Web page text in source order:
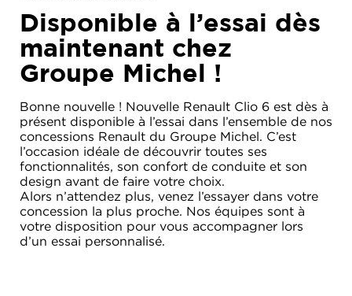
Disponible à l’essai dès
maintenant chez
Groupe Michel !
Bonne nouvelle ! Nouvelle Renault Clio 6 est dès à
présent disponible à l’essai dans l’ensemble de nos
concessions Renault du Groupe Michel. C’est
l’occasion idéale de découvrir toutes ses
fonctionnalités, son confort de conduite et son
design avant de faire votre choix.
Alors n’attendez plus, venez l’essayer dans votre
concession la plus proche. Nos équipes sont à
votre disposition pour vous accompagner lors
d’un essai personnalisé.